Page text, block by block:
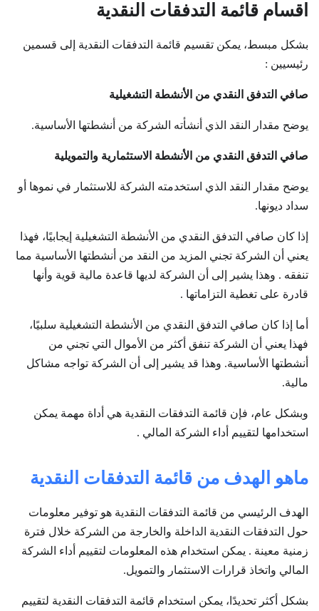
اقسام قائمة التدفقات النقدية
بشكل مبسط، يمكن تقسيم قائمة التدفقات النقدية إلى قسمين
رئيسيين :
صافي التدفق النقدي من الأنشطة التشغيلية
يوضح مقدار النقد الذي أنشأته الشركة من أنشطتها الأساسية.
صافي التدفق النقدي من الأنشطة الاستثمارية والتمويلية
يوضح مقدار النقد الذي استخدمته الشركة للاستثمار في نموها أو
سداد ديونها.
إذا كان صافي التدفق النقدي من الأنشطة التشغيلية إيجابيًا، فهذا
يعني أن الشركة تجني المزيد من النقد من أنشطتها الأساسية مما
تنفقه . وهذا يشير إلى أن الشركة لديها قاعدة مالية قوية وأنها
قادرة على تغطية التزاماتها .
أما إذا كان صافي التدفق النقدي من الأنشطة التشغيلية سلبيًا،
فهذا يعني أن الشركة تنفق أكثر من الأموال التي تجني من
أنشطتها الأساسية. وهذا قد يشير إلى أن الشركة تواجه مشاكل
مالية.
وبشكل عام، فإن قائمة التدفقات النقدية هي أداة مهمة يمكن
استخدامها لتقييم أداء الشركة المالي .
ماهو الهدف من قائمة التدفقات النقدية
الهدف الرئيسي من قائمة التدفقات النقدية هو توفير معلومات
حول التدفقات النقدية الداخلة والخارجة من الشركة خلال فترة
زمنية معينة . يمكن استخدام هذه المعلومات لتقييم أداء الشركة
المالي واتخاذ قرارات الاستثمار والتمويل.
بشكل أكثر تحديدًا، يمكن استخدام قائمة التدفقات النقدية لتقييم